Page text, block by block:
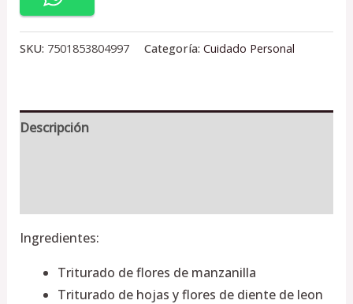
SKU: 7501853804997 Categoría: Cuidado Personal
Descripción
Ingredientes:
Triturado de flores de manzanilla
Triturado de hojas y flores de diente de leon